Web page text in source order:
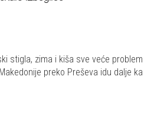
stigla, zima i kiša sve veće problem
preko Preševa idu dalje ka